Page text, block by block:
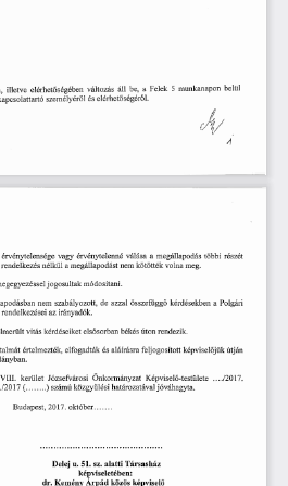
  illetve
  elérhetőségében
  változás
  áll
  be,
  a  Felek
  5
  munkanapon
  belül
  személyéről
  és
  elérhetőségéről.
érvénytelensége
  vagy
  érvénytelenné
  válása
  a  megállapodás
  többi
  részét
nélkül a megállapodást
  nem
kötötték
  volna
  meg.
jogosultak
  módosítani.
  nem
  szabályozott,
  de
  azzal
  összefüggő
kérdésekben
  a  Polgári
  az
  irányadók.
vitás kérdéseiket
  elsősorban
  békés
úton
  rendezik.
  értelmezték,
  elfogadták
  és
  aláírásra
  feljogosított
képviselőjük útján
  kerület
  Józsefvárosi
  Önkormányzat
  Képviselő-testülete
   ..../2017.
2017
  (           )
számú közgyűlési
  határozatával
  jóváhagyta.
Budapest,
  2017.
október
Delej u. 51. sz. alatti
  Társasház
képviseletében:
dr. Kemény Árpád
  közös
  képviselő